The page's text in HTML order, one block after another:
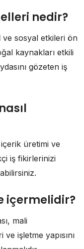
nedir?
sosyal etkileri ön
kaynakları etkili
gözeten iş
üretimi ve
iş fikirlerinizi
içermelidir?
mali
işletme yapısını